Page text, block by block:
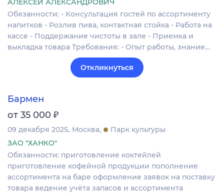
АЛЕКСЕЙ АЛЕКСАНДРОВИЧ
Обязанности: - Консультация гостей по ассортименту
напитков - Розлив пива, контактная стойка - Работа на
кассе - Поддержание чистоты в зале - Приемка и
выкладка товара Требования: - Опыт работы, знание…
Откликнуться
Бармен
от 35 000 ₽
09 декабря 2025 Москва
Парк культуры
ЗАО "ХАНКО"
Обязанности: приготовление коктейлей
приготовление кофейной продукции пополнение
ассортимента на баре оформление заявок на поставку
товара ведение учёта запасов и ассортимента